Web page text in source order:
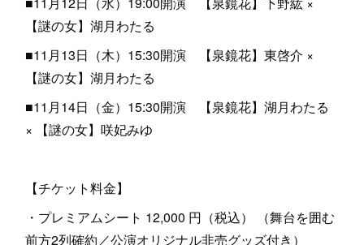
【謎の女】湖月わたる
■11月13日（木）15:30開演 【泉鏡花】東啓介 ×
【謎の女】湖月わたる
■11月14日（金）15:30開演 【泉鏡花】湖月わたる
× 【謎の女】咲妃みゆ
【チケット料金】
・プレミアムシート 12,000 円（税込） （舞台を囲む
前方2列確約／公演オリジナル非売グッズ付き）